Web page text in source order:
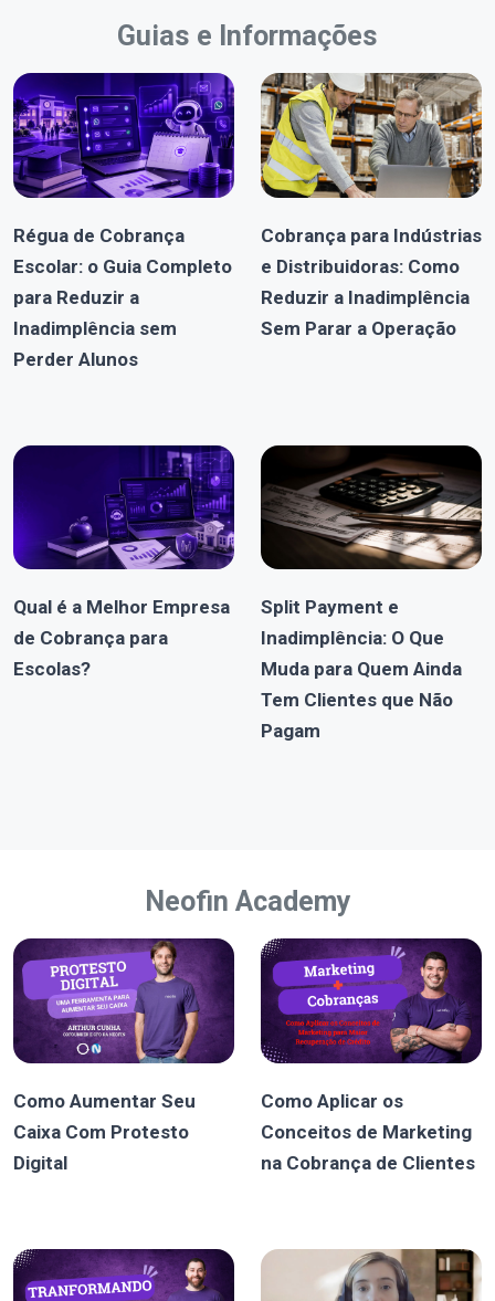
Guias e Informações
Régua de Cobrança
Escolar: o Guia Completo
para Reduzir a
Inadimplência sem
Perder Alunos
Cobrança para Indústrias
e Distribuidoras: Como
Reduzir a Inadimplência
Sem Parar a Operação
Qual é a Melhor Empresa
de Cobrança para
Escolas?
Split Payment e
Inadimplência: O Que
Muda para Quem Ainda
Tem Clientes que Não
Pagam
Neofin Academy
Como Aumentar Seu
Caixa Com Protesto
Digital
Como Aplicar os
Conceitos de Marketing
na Cobrança de Clientes